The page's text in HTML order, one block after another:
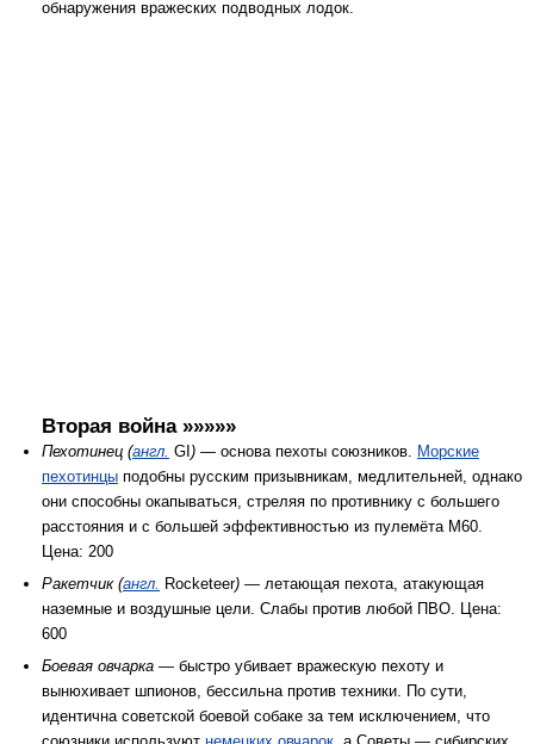
обнаружения вражеских подводных лодок.
Вторая война »»»»»
Пехотинец (англ. GI ) — основа пехоты союзников. Морские
пехотинцы подобны русским призывникам, медлительней, однако
они способны окапываться, стреляя по противнику с большего
расстояния и с большей эффективностью из пулемёта М60.
Цена: 200
Ракетчик (англ. Rocketeer) — летающая пехота, атакующая
наземные и воздушные цели. Слабы против любой ПВО. Цена:
600
Боевая овчарка — быстро убивает вражескую пехоту и
вынюхивает шпионов, бессильна против техники. По сути,
идентична советской боевой собаке за тем исключением, что